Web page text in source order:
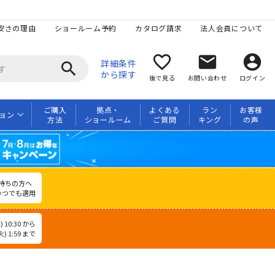
さの理由 ショールーム予約 カタログ請求 法人会員について
search
詳細条件
から探す
favorite_border
後で見る
mail
お問い合わせ
account_circle
ログイン
ン
ご購入
方法
拠点・
ショールーム
よくある
ご質問
ラン
キング
お客様
の声
ちの方へ
でも適用
10:30 から
) 1:59 まで